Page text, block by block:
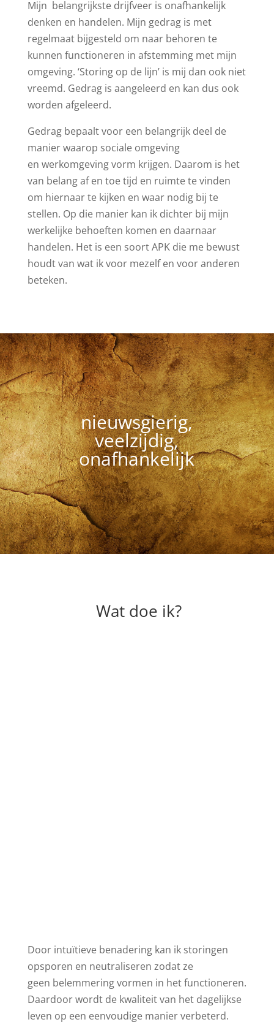
Mijn belangrijkste drijfveer is onafhankelijk
denken en handelen. Mijn gedrag is met
regelmaat bijgesteld om naar behoren te
kunnen functioneren in afstemming met mijn
omgeving. ‘Storing op de lijn’ is mij dan ook niet
vreemd. Gedrag is aangeleerd en kan dus ook
worden afgeleerd.
Gedrag bepaalt voor een belangrijk deel de
manier waarop sociale omgeving
en werkomgeving vorm krijgen. Daarom is het
van belang af en toe tijd en ruimte te vinden
om hiernaar te kijken en waar nodig bij te
stellen. Op die manier kan ik dichter bij mijn
werkelijke behoeften komen en daarnaar
handelen. Het is een soort APK die me bewust
houdt van wat ik voor mezelf en voor anderen
beteken.
nieuwsgierig,
veelzijdig,
onafhankelijk
Wat doe ik?
Door intuïtieve benadering kan ik storingen
opsporen en neutraliseren zodat ze
geen belemmering vormen in het functioneren.
Daardoor wordt de kwaliteit van het dagelijkse
leven op een eenvoudige manier verbeterd.